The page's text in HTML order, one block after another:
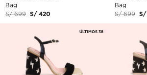
Bag
S/ 699
S/ 420
Bag
S/ 699
S/
ÚLTIMOS 38